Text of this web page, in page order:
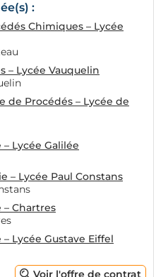
:
Chimiques – Lycée
– Lycée Vauquelin
de Procédés – Lycée de
Lycée Galilée
– Lycée Paul Constans
– Chartres
Lycée Gustave Eiffel
Voir l'offre de contrat